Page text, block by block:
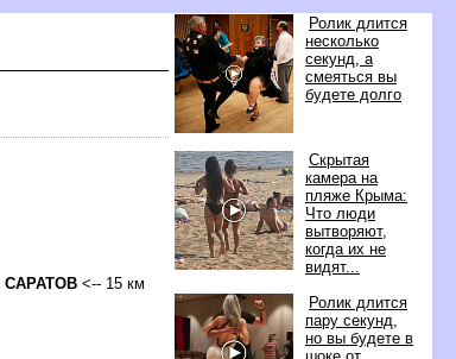
Ролик длится
несколько
секунд, а
смеяться вы
удете долго
Скрытая
камера на
пляже Крыма:
Что люди
ытворяют,
когда их не
идят...
Ролик длится
пару секунд,
но вы будете
САРАТО<-- 15 км